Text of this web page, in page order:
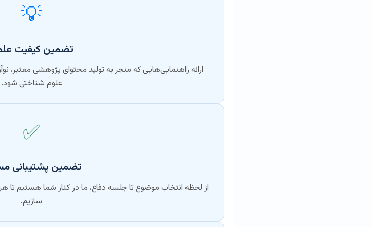
💡
تضمین کیفیت
ارائه راهنمایی‌هایی که منجر به تولید محتوای پژوهشی معتبر،
علوم شناختی شود.
✅
تضمین پشتیبانی
از لحظه انتخاب موضوع تا جلسه دفاع، ما در کنار شما هستیم تا
سازیم.